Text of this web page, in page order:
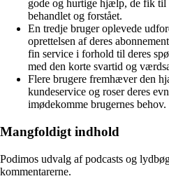
gode og hurtige hjælp, de fik til
behandlet og forstået.
En tredje bruger oplevede
oprettelsen af deres
fin service i forhold til deres
med den korte svartid og
Flere brugere fremhæver den
kundeservice og roser deres
imødekomme brugernes behov.
Mangfoldigt indhold
Podimos udvalg af podcasts og
kommentarerne.